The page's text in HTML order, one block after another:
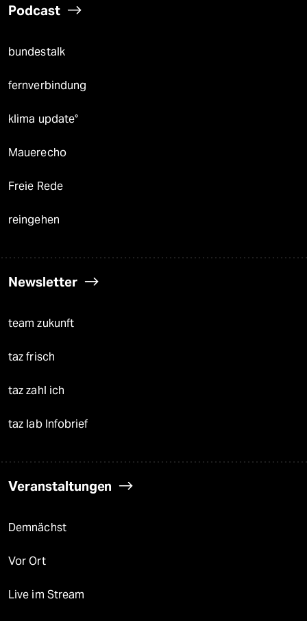
Podcast
bundestalk
fernverbindung
klima update°
Mauerecho
Freie Rede
reingehen
Newsletter
team zukunft
taz frisch
taz zahl ich
taz lab Infobrief
Veranstaltungen
Demnächst
Vor Ort
Live im Stream